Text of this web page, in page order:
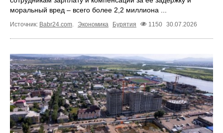
моральный вред – всего более 2,2 миллиона ...
Источник: Babr24.com. Экономика Бурятия 1150 30.07.2026